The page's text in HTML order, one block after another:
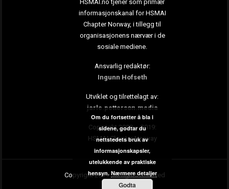
HSMAI.no tjener som primær
informasjonskanal for HSMAI
Chapter Norway, i tillegg til
organisasjonens nærvær i de
sosiale mediene.
Ansvarlig redaktør:
Ingunn Hofseth
Utviklet og tilrettelagt av:
jarle.petterson.media
Copyright 2009 – 2019:
HSMAI Chapter Norway
Copyright 2019. All rights reserved
Om du fortsetter å bla i
sidene, godtar du
nettstedets bruk av
informasjonskapsler,
utelukkende av praktiske
hensyn. Nærmere detaljer
Godta